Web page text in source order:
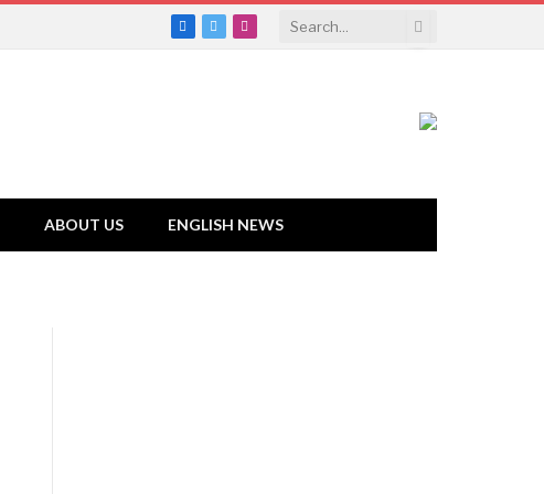
Facebook
TwitterInstagram
ABOUT US ENGLISH NEWS